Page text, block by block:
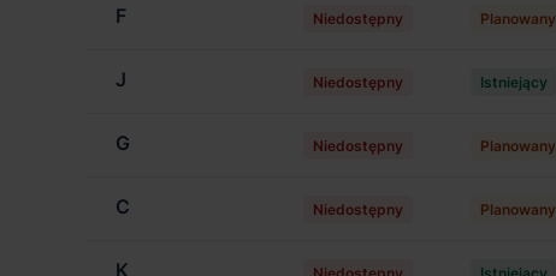
F Niedostępny Planowany
J Niedostępny Istniejący
G Niedostępny Planowany
C Niedostępny Planowany
K